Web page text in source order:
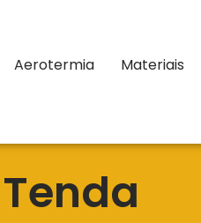
Aerotermia Materiais